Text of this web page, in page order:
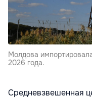
Молдова
2026 года.
Средневзвешенная